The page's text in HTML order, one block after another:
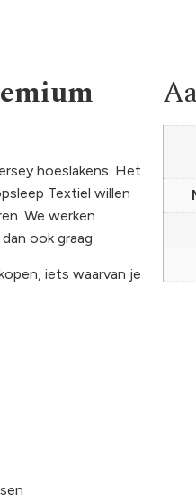
hoeslakens. Het
Textiel willen
We werken
ook graag.
iets waarvan je